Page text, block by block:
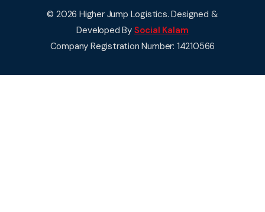
© 2026 Higher Jump Logistics. Designed &
Developed By Social Kalam
Company Registration Number: 14210566